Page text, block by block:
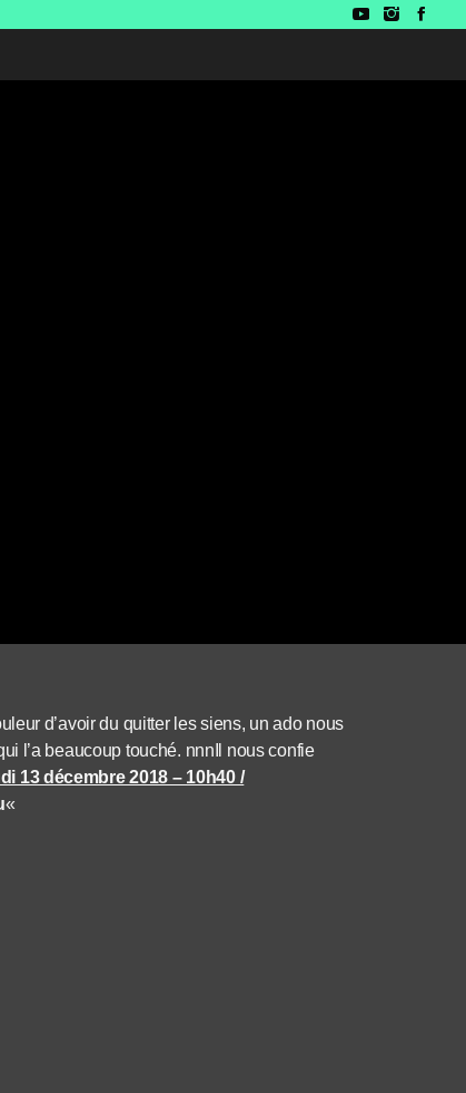
d’avoir du quitter les siens, un ado nous
l’a beaucoup touché. nnnIl nous confie
13 décembre 2018 – 10h40 /
«